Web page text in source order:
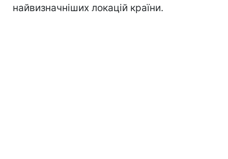
найвизначніших локацій країни.